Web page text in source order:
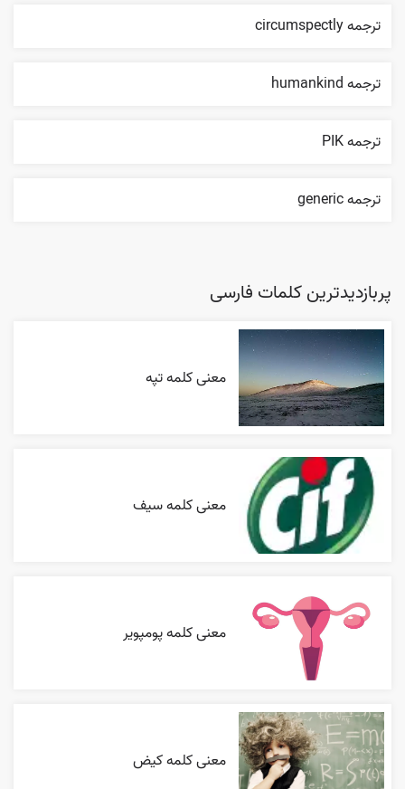
ترجمه circumspectly
ترجمه humankind
ترجمه PIK
ترجمه generic
پربازدیدترین کلمات فارسی
معنی کلمه تپه
معنی کلمه سیف
معنی کلمه پومپویر
معنی کلمه کیض